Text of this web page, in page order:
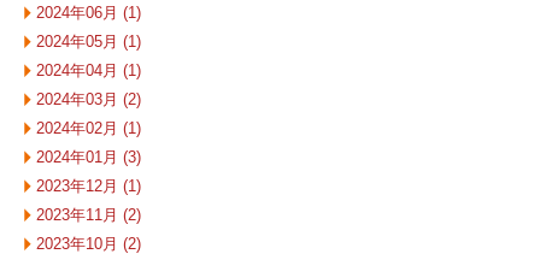
2024年06月 (1)
2024年05月 (1)
2024年04月 (1)
2024年03月 (2)
2024年02月 (1)
2024年01月 (3)
2023年12月 (1)
2023年11月 (2)
2023年10月 (2)